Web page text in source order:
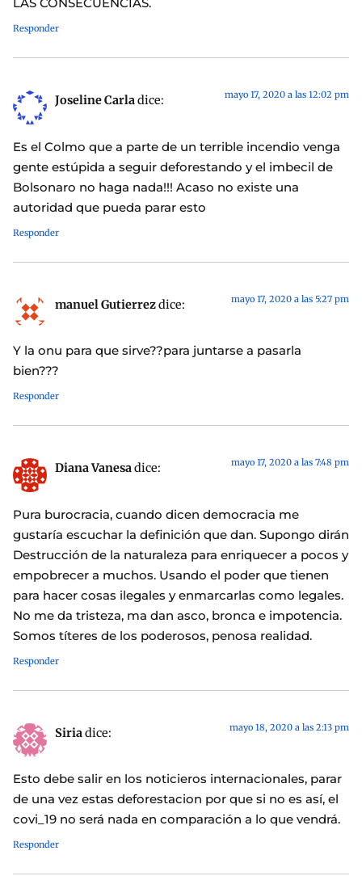
LAS CONSECUENCIAS.
Responder
Joseline Carladice: mayo 17, 2020 a las 12:02 pm
Es el Colmo que a parte de un terrible incendio venga
gente estúpida a seguir deforestando y el imbecil de
Bolsonaro no haga nada!!! Acaso no existe una
autoridad que pueda parar esto
Responder
manuel Gutierrezdice: mayo 17, 2020 a las 5:27 pm
Y la onu para que sirve??para juntarse a pasarla
bien???
Responder
Diana Vanesadice: mayo 17, 2020 a las 7:48 pm
Pura burocracia, cuando dicen democracia me
gustaría escuchar la definición que dan. Supongo dirán
Destrucción de la naturaleza para enriquecer a pocos y
empobrecer a muchos. Usando el poder que tienen
para hacer cosas ilegales y enmarcarlas como legales.
No me da tristeza, ma dan asco, bronca e impotencia.
Somos títeres de los poderosos, penosa realidad.
Responder
Siria dice: mayo 18, 2020 a las 2:13 pm
Esto debe salir en los noticieros internacionales, parar
de una vez estas deforestacion por que si no es así, el
covi_19 no será nada en comparación a lo que vendrá.
Responder